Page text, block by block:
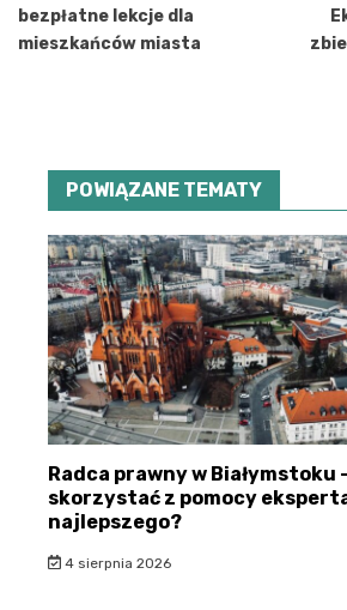
bezpłatne lekcje dla
mieszkańców miasta
POWIĄZANE TEMATY
Radca prawny w Białymstoku
skorzystać z pomocy
najlepszego?
4 sierpnia 2026